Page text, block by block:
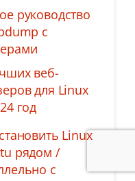
руководство
с
веб-
для Linux
год
Linux
рядом /
с